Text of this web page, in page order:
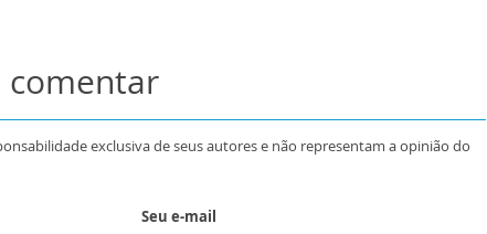
comentar
exclusiva de seus autores e não representam a opinião do
Seu e-mail